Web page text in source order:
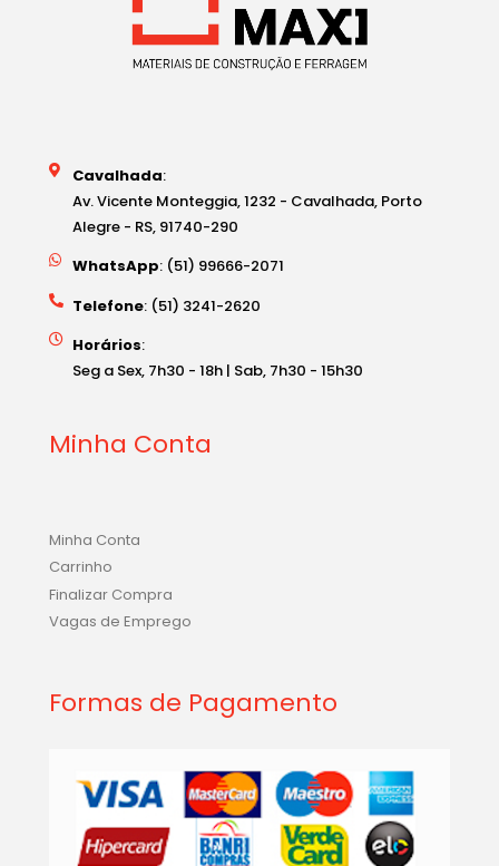
Cavalhada:
Av. Vicente Monteggia, 1232 - Cavalhada, Porto
Alegre - RS, 91740-290
WhatsApp: (51) 99666-2071
Telefone: (51) 3241-2620
Horários:
Seg a Sex, 7h30 - 18h | Sab, 7h30 - 15h30
Minha Conta
Minha Conta
Carrinho
Finalizar Compra
Vagas de Emprego
Formas de Pagamento